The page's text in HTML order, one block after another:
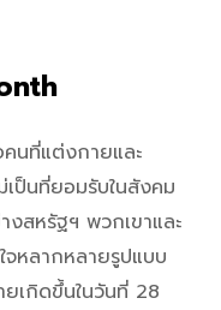
นที่แต่งกายและ
ป็นที่ยอมรับในสังคม
งสหรัฐฯ พวกเขาและ
จหลากหลายรูปแบบ
เกิดขึ้นในวันที่ 28